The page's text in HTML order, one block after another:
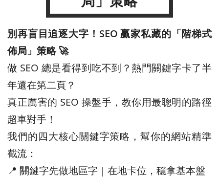
別再盲目追逐大字！SEO 贏家私藏的「階梯式
佈局」策略 🚀
做 SEO 總是看得到吃不到？熱門關鍵字卡了半
年還在第二頁？
真正厲害的 SEO 操盤手，教你用最聰明的路徑
超車對手！
我們的四大核心關鍵字策略，幫你的網站精準
截流：
📍 關鍵字先做地區字｜在地卡位，穩拿基本盤